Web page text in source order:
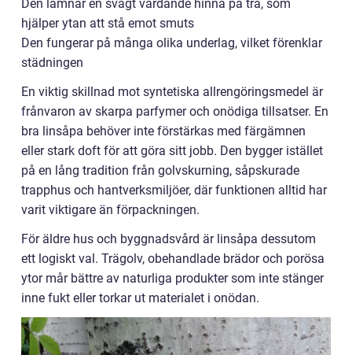
Den lämnar en svagt vårdande hinna på trä, som
hjälper ytan att stå emot smuts
Den fungerar på många olika underlag, vilket förenklar
städningen
En viktig skillnad mot syntetiska allrengöringsmedel är
frånvaron av skarpa parfymer och onödiga tillsatser. En
bra linsåpa behöver inte förstärkas med färgämnen
eller stark doft för att göra sitt jobb. Den bygger istället
på en lång tradition från golvskurning, såpskurade
trapphus och hantverksmiljöer, där funktionen alltid har
varit viktigare än förpackningen.
För äldre hus och byggnadsvård är linsåpa dessutom
ett logiskt val. Trägolv, obehandlade brädor och porösa
ytor mår bättre av naturliga produkter som inte stänger
inne fukt eller torkar ut materialet i onödan.